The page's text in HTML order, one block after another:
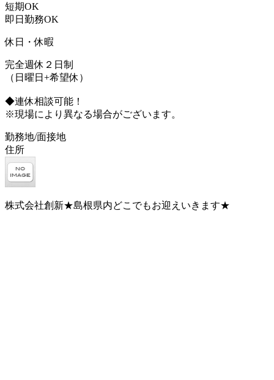
短期OK
即日勤務OK
休日・休暇
完全週休２日制
（日曜日+希望休）
◆連休相談可能！
※現場により異なる場合がございます。
勤務地/面接地
住所
株式会社創新★島根県内どこでもお迎えいきます★